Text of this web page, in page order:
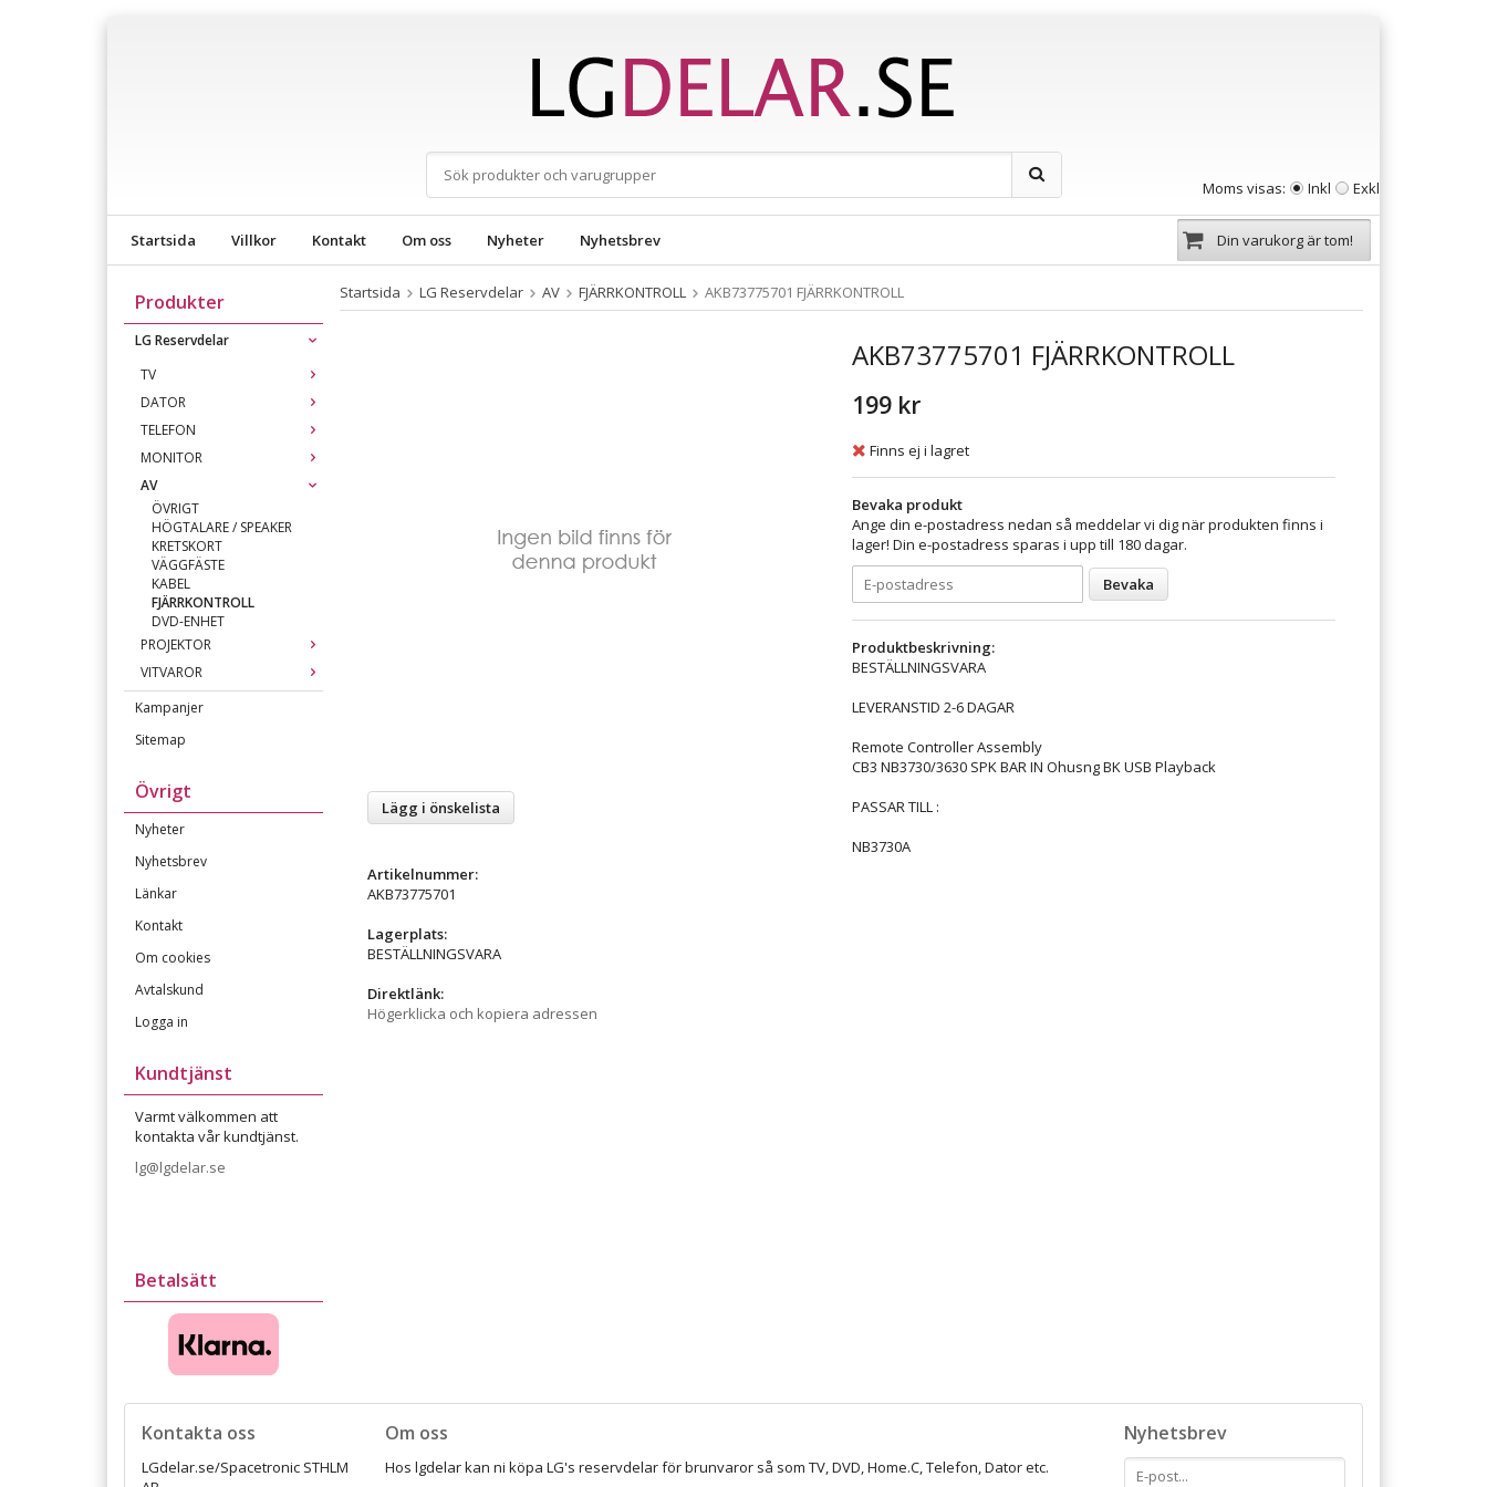
Moms visas: Inkl Exkl
Startsida Villkor Kontakt Om oss Nyheter Nyhetsbrev Din varukorg är tom!
Produkter
LG Reservdelar
TV
DATOR
TELEFON
MONITOR
AV
ÖVRIGT
HÖGTALARE / SPEAKER
KRETSKORT
VÄGGFÄSTE
KABEL
FJÄRRKONTROLL
DVD-ENHET
PROJEKTOR
VITVAROR
Kampanjer
Sitemap
Övrigt
Nyheter
Nyhetsbrev
Länkar
Kontakt
Om cookies
Avtalskund
Logga in
Kundtjänst
Varmt välkommen att
kontakta vår kundtjänst.
lg@lgdelar.se
Betalsätt
Startsida LG Reservdelar AV FJÄRRKONTROLL AKB73775701 FJÄRRKONTROLL
AKB73775701 FJÄRRKONTROLL
199 kr
Finns ej i lagret
Bevaka produkt
Ange din e-postadress nedan så meddelar vi dig när produkten finns i
lager! Din e-postadress sparas i upp till 180 dagar.
Bevaka
Produktbeskrivning:
BESTÄLLNINGSVARA
LEVERANSTID 2-6 DAGAR
Remote Controller Assembly
CB3 NB3730/3630 SPK BAR IN Ohusng BK USB Playback
PASSAR TILL :
NB3730A
Lägg i önskelista
Artikelnummer:
AKB73775701
Lagerplats:
BESTÄLLNINGSVARA
Direktlänk:
Högerklicka och kopiera adressen
Kontakta oss
LGdelar.se/Spacetronic STHLM
Nyhetsbrev
Om oss
Hos lgdelar kan ni köpa LG's reservdelar för brunvaror så som TV, DVD, Home.C, Telefon, Dator etc.